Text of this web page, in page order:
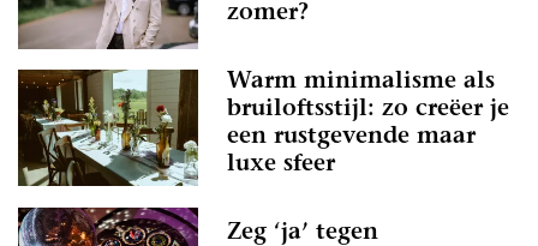
zomer?
Warm minimalisme als
bruiloftsstijl: zo creëer je
een rustgevende maar
luxe sfeer
Zeg ‘ja’ tegen